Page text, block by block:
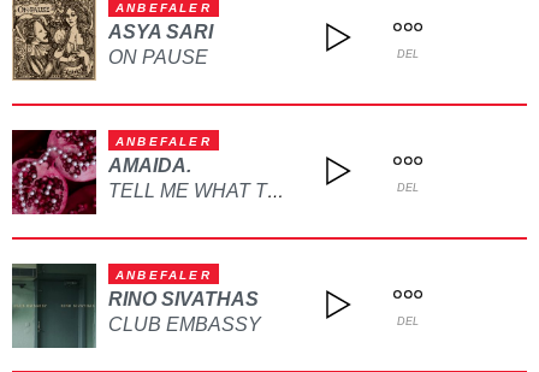
ANBEFALER
ASYA SARI
ON PAUSE
DEL
ANBEFALER
AMAIDA.
TELL ME WHAT TO DO DEL
ANBEFALER
RINO SIVATHAS
CLUB EMBASSY
DEL